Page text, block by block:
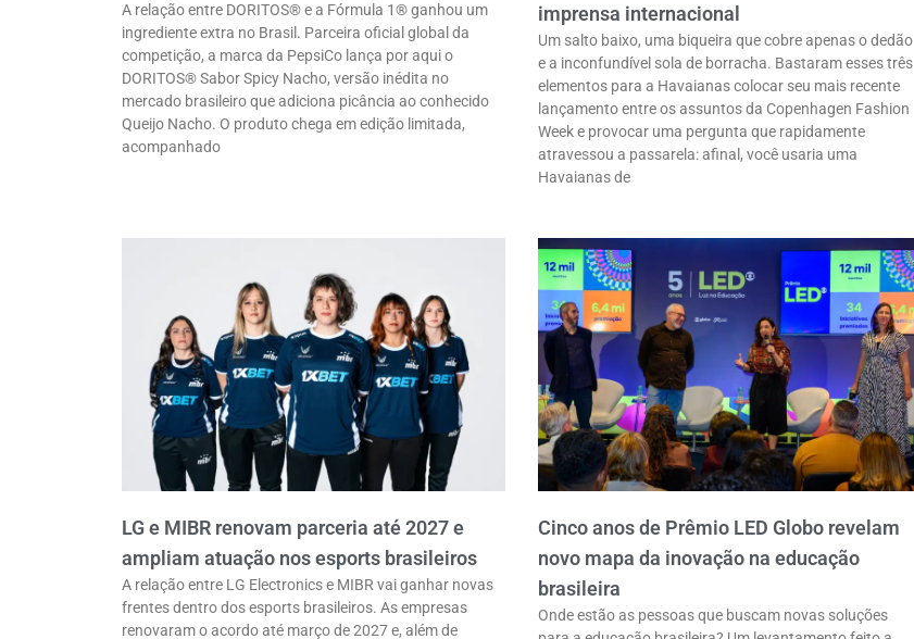
A relação entre DORITOS® e a Fórmula 1® ganhou um
ingrediente extra no Brasil. Parceira oficial global da
competição, a marca da PepsiCo lança por aqui o
DORITOS® Sabor Spicy Nacho, versão inédita no
mercado brasileiro que adiciona picância ao conhecido
Queijo Nacho. O produto chega em edição limitada,
acompanhado
imprensa internacional
Um salto baixo, uma biqueira que cobre apenas o dedão
e a inconfundível sola de borracha. Bastaram esses três
elementos para a Havaianas colocar seu mais recente
lançamento entre os assuntos da Copenhagen Fashion
Week e provocar uma pergunta que rapidamente
atravessou a passarela: afinal, você usaria uma
Havaianas de
LG e MIBR renovam parceria até 2027 e
ampliam atuação nos esports brasileiros
A relação entre LG Electronics e MIBR vai ganhar novas
frentes dentro dos esports brasileiros. As empresas
renovaram o acordo até março de 2027 e, além de
Cinco anos de Prêmio LED Globo revelam
novo mapa da inovação na educação
brasileira
Onde estão as pessoas que buscam novas soluções